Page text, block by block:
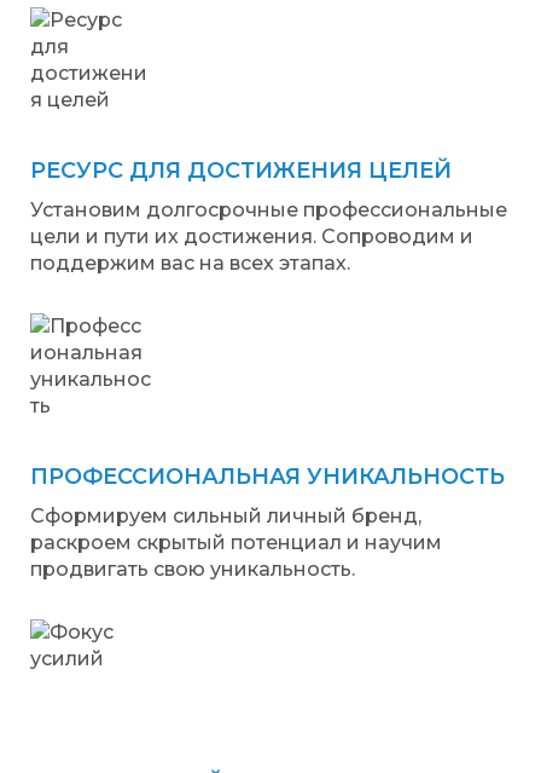
РЕСУРС ДЛЯ ДОСТИЖЕНИЯ ЦЕЛЕЙ
Установим долгосрочные профессиональные
цели и пути их достижения. Сопроводим и
поддержим вас на всех этапах.
ПРОФЕССИОНАЛЬНАЯ УНИКАЛЬНОСТЬ
Сформируем сильный личный бренд,
раскроем скрытый потенциал и научим
продвигать свою уникальность.